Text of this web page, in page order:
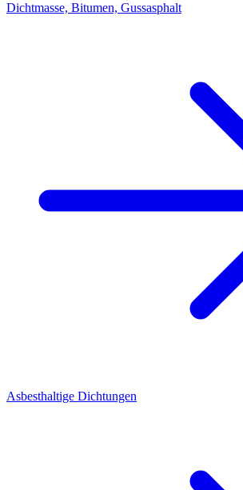
Dichtmasse, Bitumen, Gussasphalt
Asbesthaltige Dichtungen